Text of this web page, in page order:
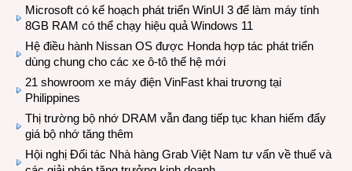
Microsoft có kế hoạch phát triển WinUI 3 để làm máy tính
8GB RAM có thể chạy hiệu quả Windows 11
Hệ điều hành Nissan OS được Honda hợp tác phát triển
dùng chung cho các xe ô-tô thế hệ mới
21 showroom xe máy điện VinFast khai trương tại
Philippines
Thị trường bộ nhớ DRAM vẫn đang tiếp tục khan hiếm đẩy
giá bộ nhớ tăng thêm
Hội nghị Đối tác Nhà hàng Grab Việt Nam tư vấn về thuế và